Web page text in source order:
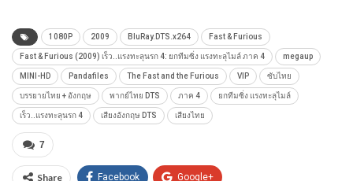
1080P 2009 BluRay.DTS.x264 Fast & Furious
Fast & Furious (2009) เร็ว..แรงทะลุนรก 4: ยกทีมซิ่ง แรงทะลุไมล์ ภาค 4 megaup
MINI-HD Pandafiles The Fast and the Furious VIP ซับไทย
บรรยายไทย + อังกฤษ พากย์ไทย DTS ภาค 4 ยกทีมซิ่ง แรงทะลุไมล์
เร็ว..แรงทะลุนรก 4 เสียงอังกฤษ DTS เสียงไทย
7
Share Facebook Google+